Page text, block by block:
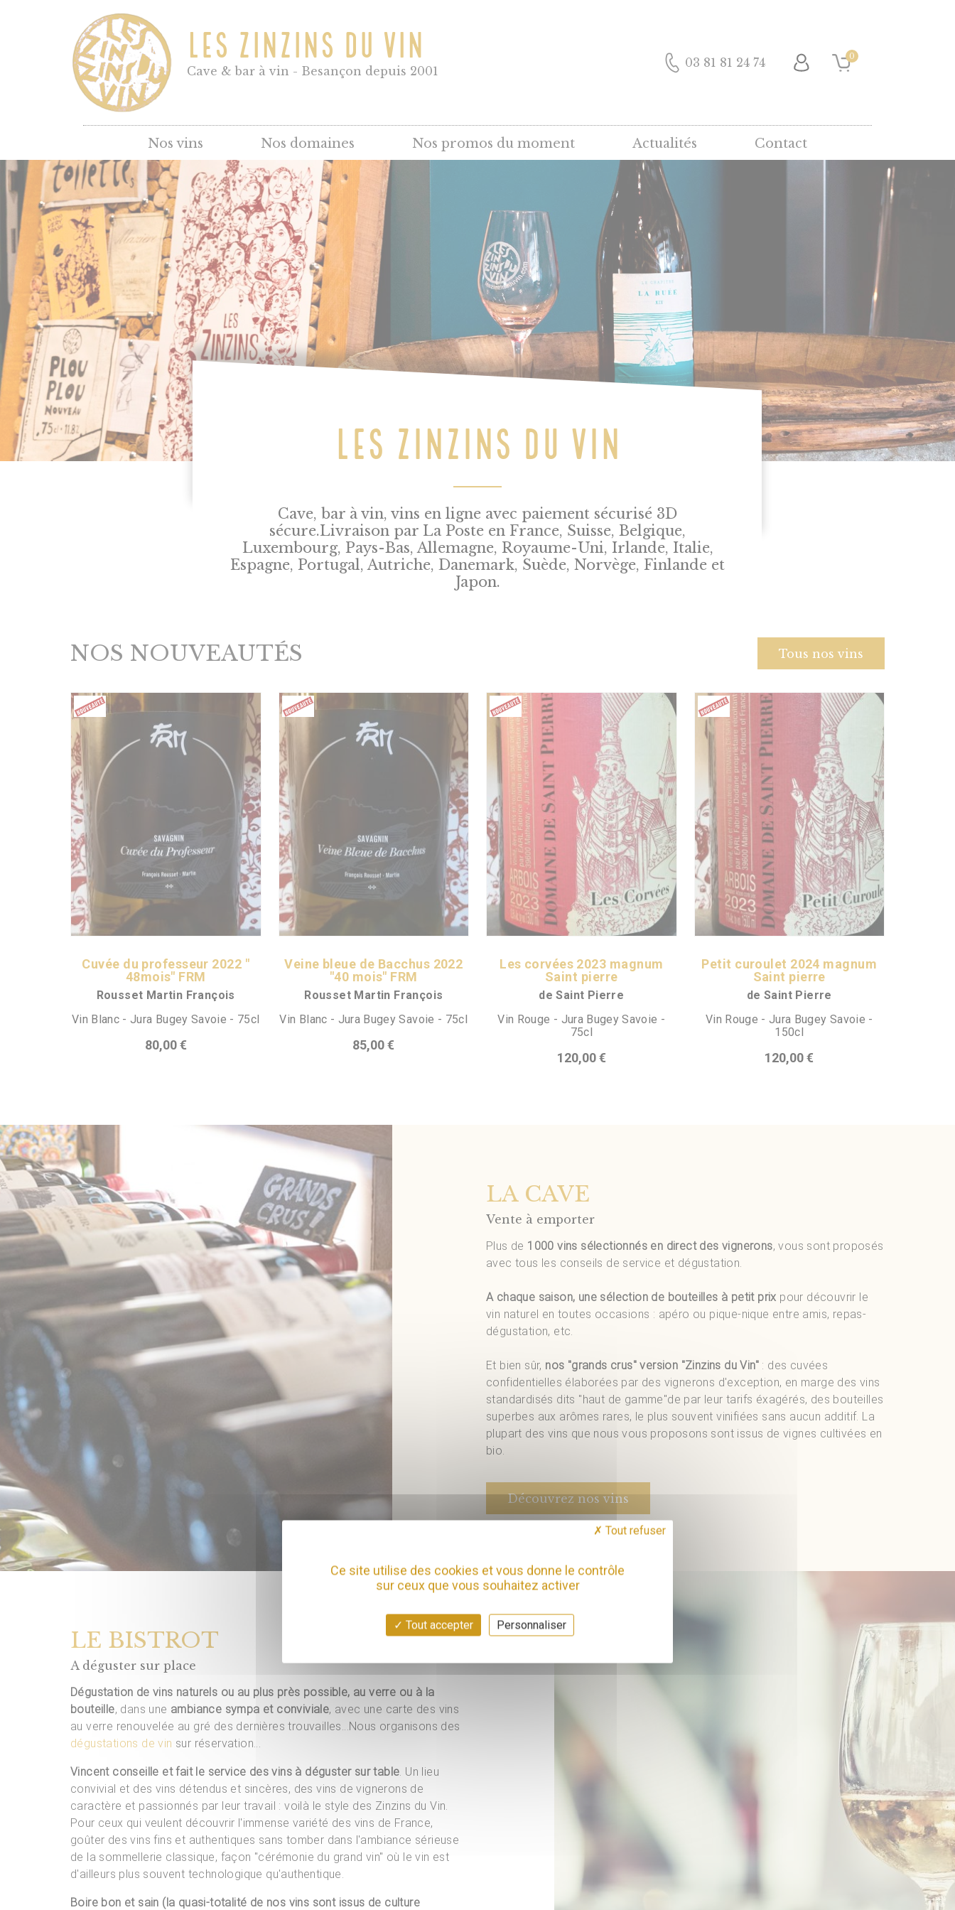
LES ZINZINS DU VIN
Cave & bar à vin - Besançon depuis 2001
03 81 81 24 74 0
Nos vins Nos domaines Nos promos du moment Actualités Contact
LES ZINZINS DU VIN
Cave, bar à vin, vins en ligne avec paiement sécurisé 3D
sécure.Livraison par La Poste en France, Suisse, Belgique,
Luxembourg, Pays-Bas, Allemagne, Royaume-Uni, Irlande, Italie,
Espagne, Portugal, Autriche, Danemark, Suède, Norvège, Finlande et
Japon.
NOS NOUVEAUTÉS Tous nos vins
Cuvée du professeur 2022 "
48mois" FRM
Rousset Martin François
Vin Blanc - Jura Bugey Savoie - 75cl
80,00 €
Veine bleue de Bacchus 2022
"40 mois" FRM
Rousset Martin François
Vin Blanc - Jura Bugey Savoie - 75cl
85,00 €
Les corvées 2023 magnum
Saint pierre
de Saint Pierre
Vin Rouge - Jura Bugey Savoie -
75cl
120,00 €
Petit curoulet 2024 magnum
Saint pierre
de Saint Pierre
Vin Rouge - Jura Bugey Savoie -
150cl
120,00 €
LA CAVE
Vente à emporter
Plus de 1000 vins sélectionnés en direct des vignerons, vous sont proposés
avec tous les conseils de service et dégustation.
A chaque saison, une sélection de bouteilles à petit prix pour découvrir le
vin naturel en toutes occasions : apéro ou pique-nique entre amis, repas-
dégustation, etc.
Et bien sûr, nos "grands crus" version "Zinzins du Vin" : des cuvées
confidentielles élaborées par des vignerons d'exception, en marge des vins
standardisés dits "haut de gamme"de par leur tarifs éxagérés, des bouteilles
superbes aux arômes rares, le plus souvent vinifiées sans aucun additif. La
plupart des vins que nous vous proposons sont issus de vignes cultivées en
bio.
Découvrez nos vins
LE BISTROT
A déguster sur place
Dégustation de vins naturels ou au plus près possible, au verre ou à la
bouteille, dans une ambiance sympa et conviviale, avec une carte des vins
au verre renouvelée au gré des dernières trouvailles...Nous organisons des
dégustations de vin sur réservation...
Vincent conseille et fait le service des vins à déguster sur table. Un lieu
convivial et des vins détendus et sincères, des vins de vignerons de
caractère et passionnés par leur travail : voilà le style des Zinzins du Vin.
Pour ceux qui veulent découvrir l'immense variété des vins de France,
goûter des vins fins et authentiques sans tomber dans l'ambiance sérieuse
de la sommellerie classique, façon "cérémonie du grand vin" où le vin est
d'ailleurs plus souvent technologique qu'authentique.
Boire bon et sain (la quasi-totalité de nos vins sont issus de culture
Ce site utilise des cookies et vous donne le contrôle
sur ceux que vous souhaitez activer
Tout accepter
Tout refuser
Personnaliser